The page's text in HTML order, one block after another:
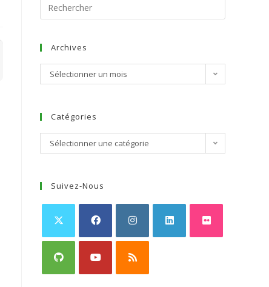
Archives
Sélectionner un mois
Catégories
Sélectionner une catégorie
Suivez-Nous